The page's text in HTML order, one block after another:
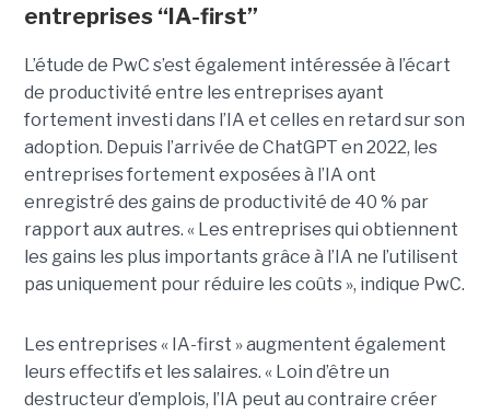
entreprises “IA-first”
L’étude de PwC s’est également intéressée à l’écart
de productivité entre les entreprises ayant
fortement investi dans l’IA et celles en retard sur son
adoption. Depuis l’arrivée de ChatGPT en 2022, les
entreprises fortement exposées à l’IA ont
enregistré des gains de productivité de 40 % par
rapport aux autres. « Les entreprises qui obtiennent
les gains les plus importants grâce à l’IA ne l’utilisent
pas uniquement pour réduire les coûts », indique PwC.
Les entreprises « IA-first » augmentent également
leurs effectifs et les salaires. « Loin d’être un
destructeur d’emplois, l’IA peut au contraire créer